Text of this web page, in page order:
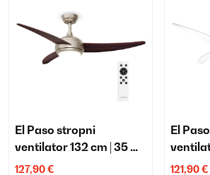
El Paso stropni
ventilator 132 cm | 35 W |
sa svjetlom
127,90 €
El
sa
121,90 €